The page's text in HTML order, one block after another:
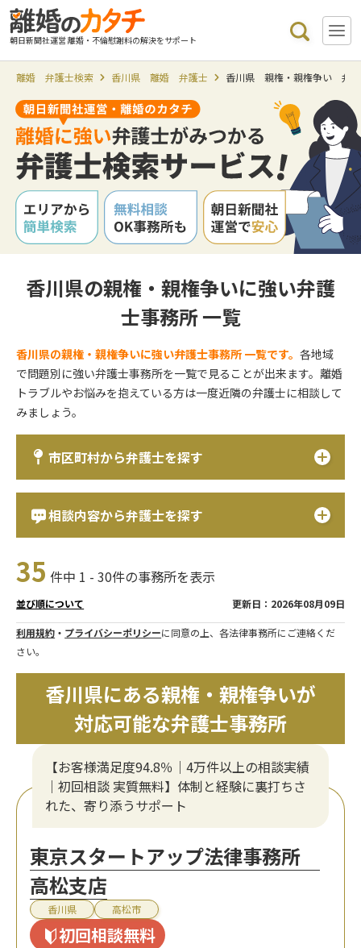
朝日新聞社運営 離婚・不倫慰謝料の解決をサポート
離婚 弁護士検索 香川県 離婚 弁護士 香川県 親権・親権争い 弁
香川県の親権・親権争いに強い弁護
士事務所 一覧
香川県の親権・親権争いに強い弁護士事務所 一覧です。各地域
で問題別に強い弁護士事務所を一覧で見ることが出来ます。離婚
トラブルやお悩みを抱えている方は一度近隣の弁護士に相談して
みましょう。
市区町村から弁護士を探す
相談内容から弁護士を探す
35 件中 1 - 30件の事務所を表示
並び順について 更新日：2026年08月09日
利用規約 ・ プライバシーポリシーに同意の上、各法律事務所にご連絡くだ
さい。
香川県にある親権・親権争いが
対応可能な弁護士事務所
【お客様満足度94.8％｜4万件以上の相談実績
｜初回相談 実質無料】体制と経験に裏打ちさ
れた、寄り添うサポート
東京スタートアップ法律事務所
高松支店
香川県 高松市
初回相談無料